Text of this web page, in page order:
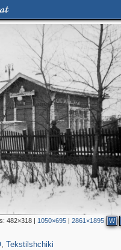
482×318 | 1050×695 |2861×1895 W
, Tekstilshchiki